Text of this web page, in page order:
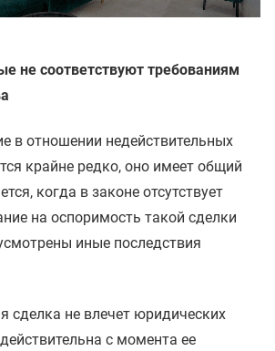
не соответствуют требованиям
в отношении недействительных
крайне редко, оно имеет общий
когда в законе отсутствует
на оспоримость такой сделки
иные последствия
сделка не влечет юридических
с момента ее